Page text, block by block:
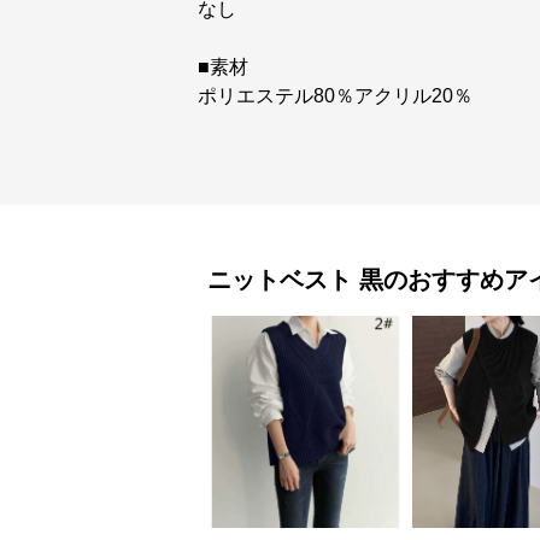
なし
■素材
ポリエステル80％アクリル20％
ニットベスト 黒のおすすめア